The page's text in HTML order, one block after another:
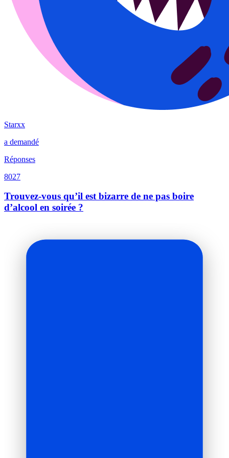
Starxx
a demandé
Réponses
8027
Trouvez-vous qu’il est bizarre de ne pas boire
d’alcool en soirée ?